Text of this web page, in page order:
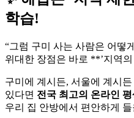
학습!
“그럼 구미 사는 사람은 어떻
위대한 장점은 바로 **’지역
구미에 계시든, 서울에 계시
있다면 전국 최고의 온라인
우리 집 안방에서 편안하게